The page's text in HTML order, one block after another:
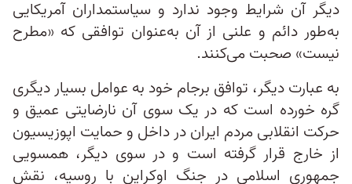
دیگر آن شرایط وجود ندارد و سیاستمداران آمریکایی
به‌طور دائم و علنی از آن به‌عنوان توافقی که «مطرح
نیست» صحبت می‌کنند.
به عبارت دیگر، توافق برجام خود به عوامل بسیار دیگری
گره خورده است که در یک سوی آن نارضایتی عمیق و
حرکت انقلابی مردم ایران در داخل و حمایت اپوزیسیون
از خارج قرار گرفته است و در سوی دیگر، همسویی
جمهوری اسلامی در جنگ اوکراین با روسیه، نقش